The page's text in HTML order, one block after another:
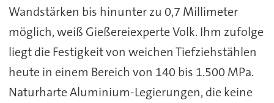
Wandstärken bis hinunter zu 0,7 Millimeter
möglich, weiß Gießereiexperte Volk. Ihm zufolge
liegt die Festigkeit von weichen Tiefziehstählen
heute in einem Bereich von 140 bis 1.500 MPa.
Naturharte Aluminium-Legierungen, die keine